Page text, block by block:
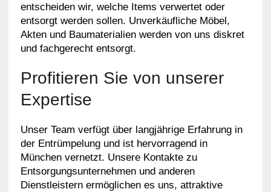
entscheiden wir, welche Items verwertet oder
entsorgt werden sollen. Unverkäufliche Möbel,
Akten und Baumaterialien werden von uns diskret
und fachgerecht entsorgt.
Profitieren Sie von unserer
Expertise
Unser Team verfügt über langjährige Erfahrung in
der Entrümpelung und ist hervorragend in
München vernetzt. Unsere Kontakte zu
Entsorgungsunternehmen und anderen
Dienstleistern ermöglichen es uns, attraktive